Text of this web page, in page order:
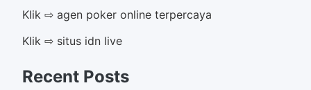
Klik ⇨ agen poker online terpercaya
Klik ⇨ situs idn live
Recent Posts